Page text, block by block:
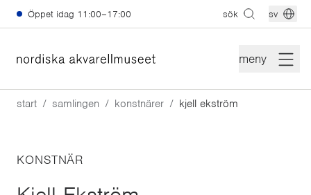
Hoppa till huvudinnehåll
Öppet idag 11:00–17:00 sök sv
meny
start samlingen konstnärer kjell ekström
KONSTNÄR